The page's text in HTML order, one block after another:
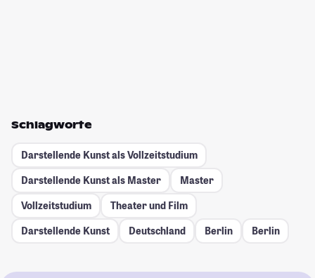
Schlagworte
Darstellende Kunst als Vollzeitstudium
Darstellende Kunst als Master
Master
Vollzeitstudium
Theater und Film
Darstellende Kunst
Deutschland Berlin Berlin